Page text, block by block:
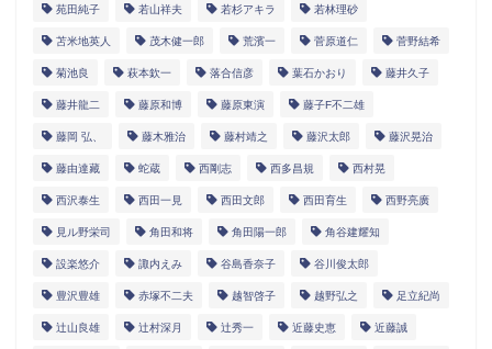
苑田純子 若山祥夫 若杉アキラ 若林理砂
苫米地英人 茂木健一郎 荒濱一 菅原道仁 菅野結希
菊池良 萩本欽一 落合信彦 葉石かおり 藤井久子
藤井龍二 藤原和博 藤原東演 藤子F不二雄
藤岡 弘、 藤木雅治 藤村靖之 藤沢太郎 藤沢晃治
藤由達藏 蛇蔵 西剛志 西多昌規 西村晃
西沢泰生 西田一見 西田文郎 西田育生 西野亮廣
見ル野栄司 角田和将 角田陽一郎 角谷建耀知
設楽悠介 諏内えみ 谷島香奈子 谷川俊太郎
豊沢豊雄 赤塚不二夫 越智啓子 越野弘之 足立紀尚
辻山良雄 辻村深月 辻秀一 近藤史恵 近藤誠